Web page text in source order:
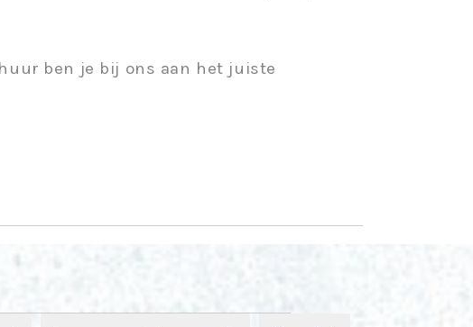
ben je bij ons aan het juiste